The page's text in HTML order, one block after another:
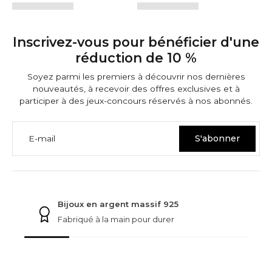
Inscrivez-vous pour bénéficier d'une
réduction de 10 %
Soyez parmi les premiers à découvrir nos dernières
nouveautés, à recevoir des offres exclusives et à
participer à des jeux-concours réservés à nos abonnés.
E-mail S'abonner
Bijoux en argent massif 925
Fabriqué à la main pour durer